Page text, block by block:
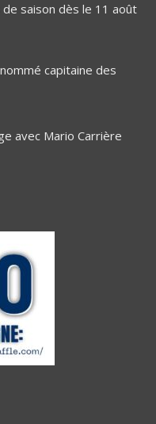
saison dès le 11 août
capitaine des
avec Mario Carrière